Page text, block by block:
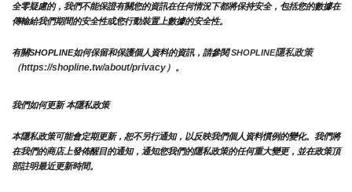
全零疑慮的，我們不能保證有關您的資訊在任何情況下都將保持安全，包括您的數據在
傳輸給我們期間的安全性或您行動裝置上數據的安全性。
有關SHOPLINE如何保留和保護個人資料的資訊，請參閱 SHOPLINE隱私政策
（https://shopline.tw/about/privacy）。
我們如何更新 本隱私政策
本隱私政策可能會定期更新，恕不另行通知，以反映我們個人資料慣例的變化。我們將
在我們的商店上發佈醒目的通知，通知您我們的隱私政策的任何重大變更，並在政策頂
部註明最近更新時間。